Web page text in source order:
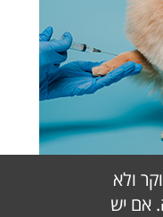
ולא
אם יש